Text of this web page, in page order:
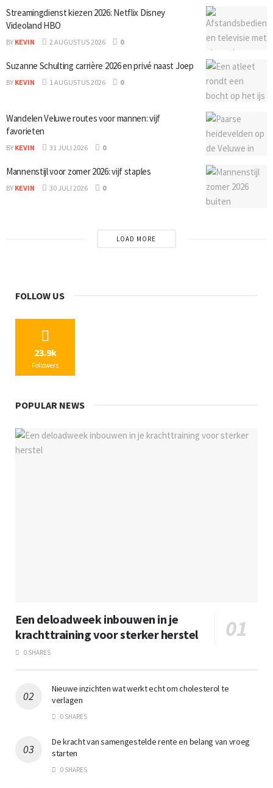
Streamingdienst kiezen 2026: Netflix Disney
Videoland HBO
BY KEVIN 2 AUGUSTUS 2026 0
Suzanne Schulting carrière 2026 en privé naast Joep
BY KEVIN 1 AUGUSTUS 2026 0
Wandelen Veluwe routes voor mannen: vijf
favorieten
BY KEVIN 31 JULI 2026 0
Mannenstijl voor zomer 2026: vijf staples
BY KEVIN 30 JULI 2026 0
LOAD MORE
FOLLOW US
23.9k
Followers
POPULAR NEWS
Een deloadweek inbouwen in je
krachttraining voor sterker herstel
0 SHARES
Nieuwe inzichten wat werkt echt om cholesterol te
verlagen
0 SHARES
De kracht van samengestelde rente en belang van vroeg
starten
0 SHARES